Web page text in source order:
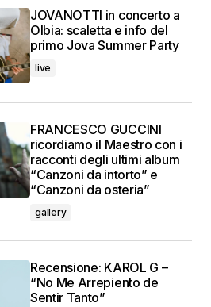
JOVANOTTI in concerto a
Olbia: scaletta e info del
primo Jova Summer Party
live
FRANCESCO GUCCINI
ricordiamo il Maestro con i
racconti degli ultimi album
“Canzoni da intorto” e
“Canzoni da osteria”
gallery
Recensione: KAROL G –
“No Me Arrepiento de
Sentir Tanto”